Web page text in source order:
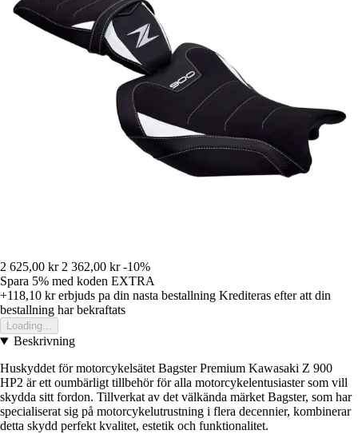
2 625,00 kr 2 362,00 kr -10%
Spara 5% med koden EXTRA
+118,10 krerbjuds pa din nasta bestallning Krediteras efter att din
bestallning har bekraftats
Loading...
Beskrivning
Huskyddet för motorcykelsätet Bagster Premium Kawasaki Z 900
HP2 är ett oumbärligt tillbehör för alla motorcykelentusiaster som vill
skydda sitt fordon. Tillverkat av det välkända märket Bagster, som har
specialiserat sig på motorcykelutrustning i flera decennier, kombinerar
detta skydd perfekt kvalitet, estetik och funktionalitet.